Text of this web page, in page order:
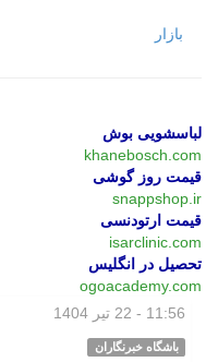
بازار
لباسشویی بوش
khanebosch.com
قیمت روز گوشی
snappshop.ir
قیمت ارتودنسی
isarclinic.com
تحصیل در انگلیس
ogoacademy.com
11:56 - 22 تیر 1404
باشگاه خبرنگاران